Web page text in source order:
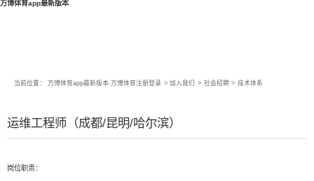
万博体育app最新版本
当前位置： 万博体育app最新版本-万博体育注册登录 > 加入我们 > 社会招聘 > 技术体系
运维工程师（成都/昆明/哈尔滨）
岗位职责：